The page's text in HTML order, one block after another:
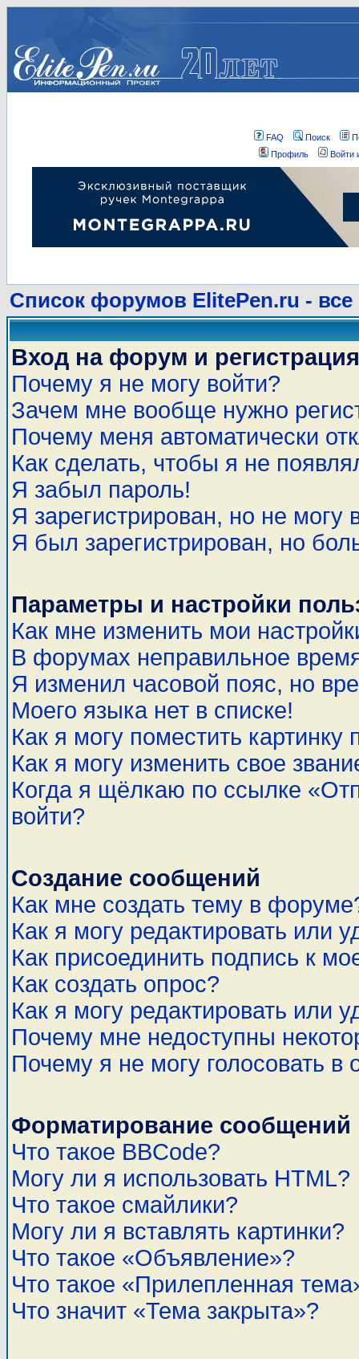
FAQ Поиск
Профиль
Войти
Список форумов ElitePen.ru - все
Вход на форум и регистрация
Почему я не могу войти?
Зачем мне вообще нужно
Почему меня автоматически
Как сделать, чтобы я не
Я забыл пароль!
Я зарегистрирован, но не могу
Я был зарегистрирован, но
Параметры и настройки
Как мне изменить мои
В форумах неправильное
Я изменил часовой пояс, но
Моего языка нет в списке!
Как я могу поместить
Как я могу изменить свое
Когда я щёлкаю по ссылке
войти?
Создание сообщений
Как мне создать тему в
Как я могу редактировать или
Как присоединить подпись к
Как создать опрос?
Как я могу редактировать или
Почему мне недоступны
Почему я не могу голосовать в
Форматирование
Что такое BBCode?
Могу ли я использовать HTML?
Что такое смайлики?
Могу ли я вставлять картинки?
Что такое «Объявление»?
Что такое «Прилепленная
Что значит «Тема закрыта»?